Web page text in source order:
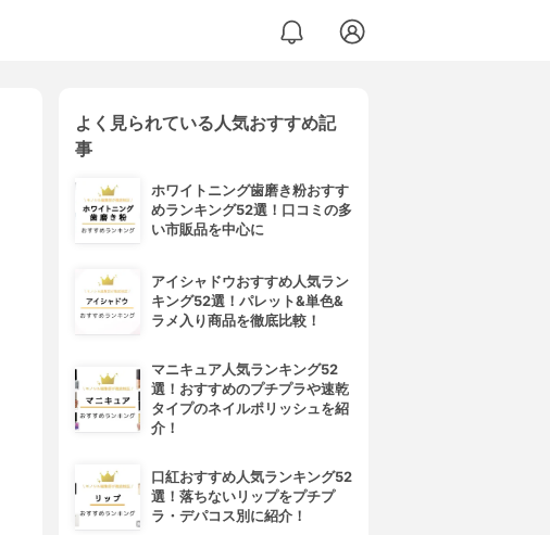
よく見られている人気おすすめ記
事
ホワイトニング歯磨き粉おすす
めランキング52選！口コミの多
い市販品を中心に
アイシャドウおすすめ人気ラン
キング52選！パレット&単色&
ラメ入り商品を徹底比較！
マニキュア人気ランキング52
選！おすすめのプチプラや速乾
タイプのネイルポリッシュを紹
介！
口紅おすすめ人気ランキング52
選！落ちないリップをプチプ
ラ・デパコス別に紹介！